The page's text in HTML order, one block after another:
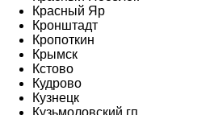
Красный Яр
Кронштадт
Кропоткин
Крымск
Кстово
Кудрово
Кузнецк
Кузьмоловский гп